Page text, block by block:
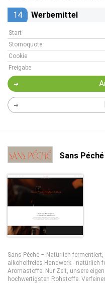
14 Werbemittel
Start
Stornoquote
Cookie
Freigabe
Sans Péché
Sans Péché – Natürlich
alkoholfreies Handwerk - natürlich
Aromastoffe. Nur Zeit, unsere
hochwertigsten Rohstoffe.